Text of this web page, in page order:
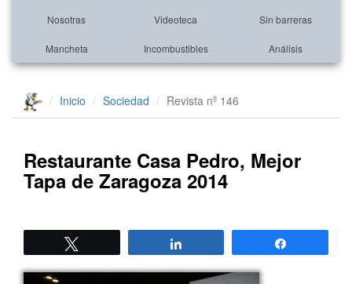
Nosotras Videoteca Sin barreras
Mancheta Incombustibles Análisis
Inicio Sociedad Revista nº 146
Restaurante Casa Pedro, Mejor
Tapa de Zaragoza 2014